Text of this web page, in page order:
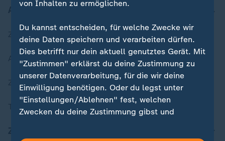
Zuletzt veröffentlicht
Aktuelle Sendungs-Videos
ZDFheute Stories
Themen im Überblick
von Inhalten zu ermöglichen.
Du kannst entscheiden, für welche Zwecke wir
deine Daten speichern und verarbeiten dürfen.
Dies betrifft nur dein aktuell genutztes Gerät. Mit
"Zustimmen" erklärst du deine Zustimmung zu
unserer Datenverarbeitung, für die wir deine
Einwilligung benötigen. Oder du legst unter
"Einstellungen/Ablehnen" fest, welchen
Zwecken du deine Zustimmung gibst und